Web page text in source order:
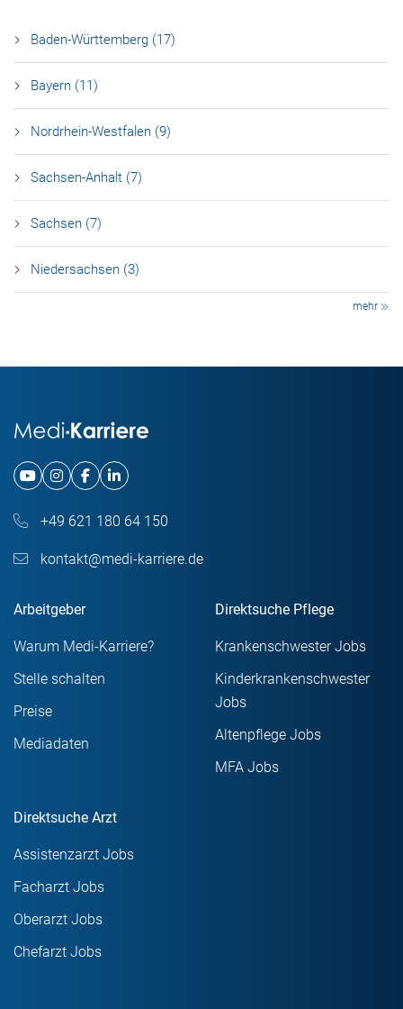
Baden-Württemberg (17)
Bayern (11)
Nordrhein-Westfalen (9)
Sachsen-Anhalt (7)
Sachsen (7)
Niedersachsen (3)
mehr
+49 621 180 64 150
kontakt@medi-karriere.de
Arbeitgeber
Warum Medi-Karriere?
Stelle schalten
Preise
Mediadaten
Direktsuche Pflege
Krankenschwester Jobs
Kinderkrankenschwester
Jobs
Altenpflege Jobs
MFA Jobs
Direktsuche Arzt
Assistenzarzt Jobs
Facharzt Jobs
Oberarzt Jobs
Chefarzt Jobs